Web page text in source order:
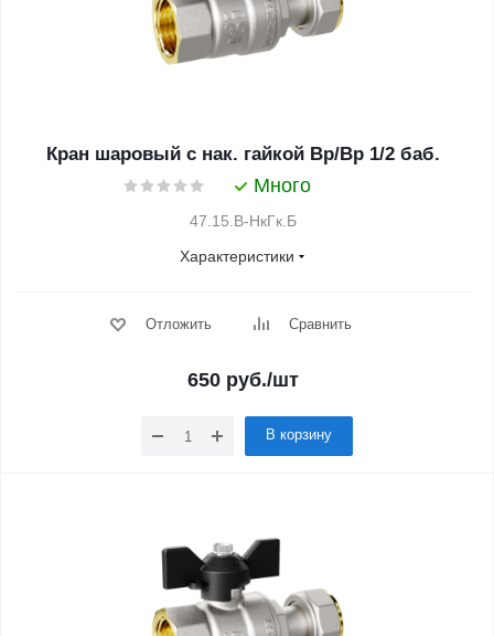
Кран шаровый с нак. гайкой Вр/Вр 1/2 баб.
Много
47.15.В-НкГк.Б
Характеристики
Отложить Сравнить
650 руб./шт
В корзину